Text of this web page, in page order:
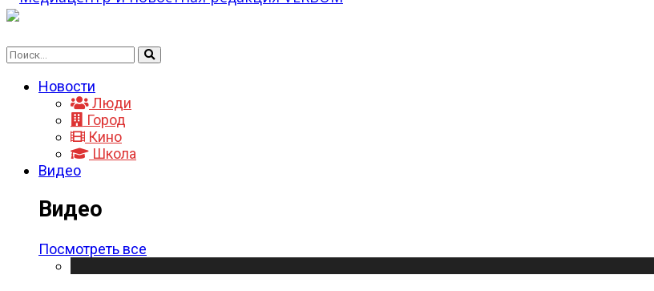
Новости
Люди
Город
Кино
Школа
Видео
Видео
Посмотреть все